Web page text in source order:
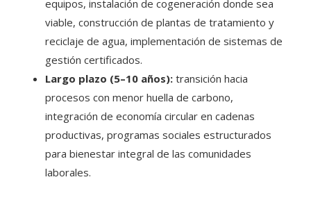
equipos, instalación de cogeneración donde sea
viable, construcción de plantas de tratamiento y
reciclaje de agua, implementación de sistemas de
gestión certificados.
Largo plazo (5–10 años): transición hacia
procesos con menor huella de carbono,
integración de economía circular en cadenas
productivas, programas sociales estructurados
para bienestar integral de las comunidades
laborales.